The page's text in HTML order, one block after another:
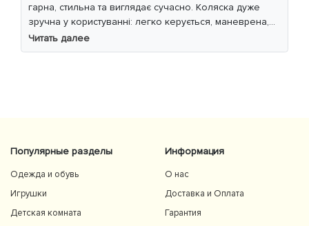
гарна, стильна та виглядає сучасно. Коляска дуже
зручна у користуванні: легко керується, маневрена,
м’який хід навіть по нерівній дорозі. Дитині
комфортно, просторе сидіння та великий капюшон
Читать далее
Популярные разделы
Одежда и обувь
Игрушки
Детская комната
Информация
О нас
Доставка и Оплата
Гарантия